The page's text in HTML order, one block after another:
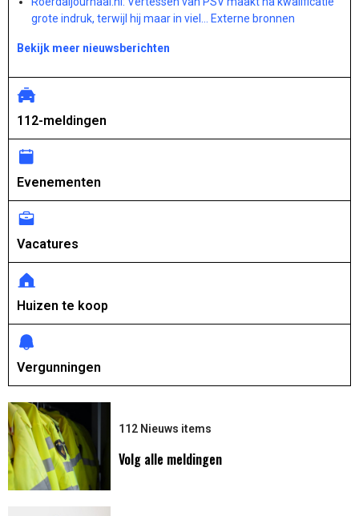
grote indruk, terwijl hij maar in viel… Externe bronnen
Bekijk meer nieuwsberichten
112-meldingen
Evenementen
Vacatures
Huizen te koop
Vergunningen
112 Nieuws items
Volg alle meldingen